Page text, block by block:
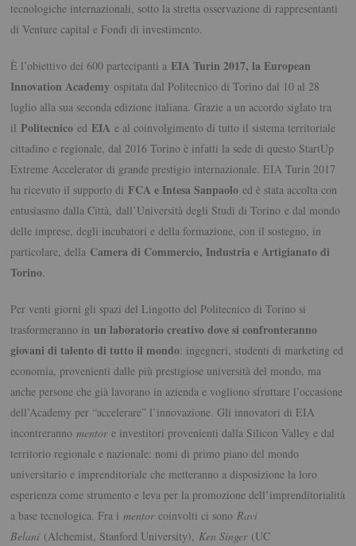
tecnologiche internazionali, sotto la stretta osservazione di rappresentanti
di Venture capital e Fondi di investimento.
È l’obiettivo dei 600 partecipanti a EIA Turin 2017, la European
Innovation Academy ospitata dal Politecnico di Torino dal 10 al 28
luglio alla sua seconda edizione italiana. Grazie a un accordo siglato tra
il Politecnico ed EIA e al coinvolgimento di tutto il sistema territoriale
cittadino e regionale, dal 2016 Torino è infatti la sede di questo StartUp
Extreme Accelerator di grande prestigio internazionale. EIA Turin 2017
ha ricevuto il supporto di FCA e Intesa Sanpaolo ed è stata accolta con
entusiasmo dalla Città, dall’Università degli Studi di Torino e dal mondo
delle imprese, degli incubatori e della formazione, con il sostegno, in
particolare, della Camera di Commercio, Industria e Artigianato di
Torino.
Per venti giorni gli spazi del Lingotto del Politecnico di Torino si
trasformeranno inun laboratorio creativo dove si confronteranno
giovani di talento di tutto il mondo: ingegneri, studenti di marketing ed
economia, provenienti dalle più prestigiose università del mondo, ma
anche persone che già lavorano in azienda e vogliono sfruttare l’occasione
dell’Academy per “accelerare” l’innovazione. Gli innovatori di EIA
incontrerannomentore investitori provenienti dalla Silicon Valley e dal
territorio regionale e nazionale: nomi di primo piano del mondo
universitario e imprenditoriale che metteranno a disposizione la loro
esperienza come strumento e leva per la promozione dell’imprenditorialità
a base tecnologica. Fra imentorcoinvolti ci sonoRavi
Belani (Alchemist, Stanford University), Ken Singer (UC